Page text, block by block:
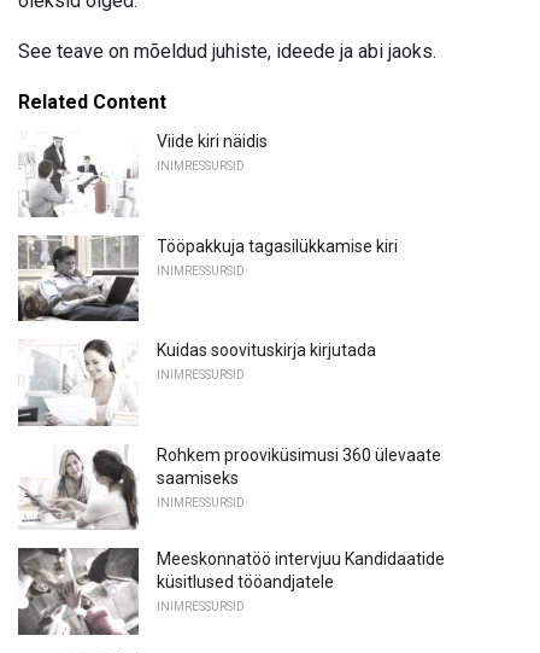
See teave on mõeldud juhiste, ideede ja abi jaoks.
Related Content
Viide kiri näidis
INIMRESSURSID
Tööpakkuja tagasilükkamise kiri
INIMRESSURSID
Kuidas soovituskirja kirjutada
INIMRESSURSID
Rohkem prooviküsimusi 360 ülevaate
saamiseks
INIMRESSURSID
Meeskonnatöö intervjuu Kandidaatide
küsitlused tööandjatele
INIMRESSURSID